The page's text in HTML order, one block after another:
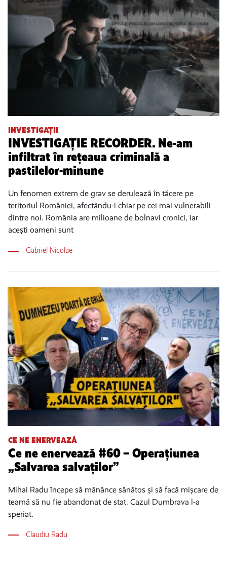
INVESTIGAȚII
INVESTIGAȚIE RECORDER. Ne-am
infiltrat în rețeaua criminală a
pastilelor-minune
Un fenomen extrem de grav se derulează în tăcere pe
teritoriul României, afectându-i chiar pe cei mai vulnerabili
dintre noi. România are milioane de bolnavi cronici, iar
acești oameni sunt
Gabriel Nicolae
CE NE ENERVEAZĂ
Ce ne enervează #60 – Operațiunea
„Salvarea salvaților”
Mihai Radu începe să mănânce sănătos și să facă mișcare de
teamă să nu fie abandonat de stat. Cazul Dumbrava l-a
speriat.
Claudiu Radu